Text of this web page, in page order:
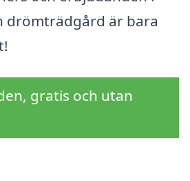
drömträdgård är bara
gratis och utan